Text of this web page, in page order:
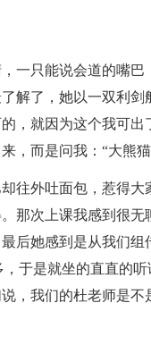
一只能说会道的嘴
解了，她以一双利
的，就因为这个我可
，而是问我：“大熊猫
往外吐面包，惹得
那次上课我感到很
后她感到是从我们
于是就坐的直直的
，我们的杜老师是不